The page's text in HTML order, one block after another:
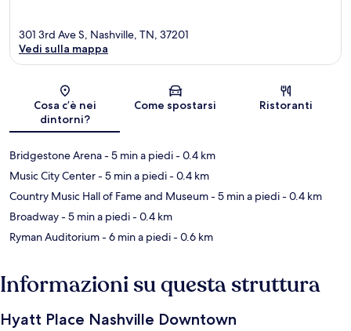
Mappa
301 3rd Ave S, Nashville, TN, 37201
Vedi sulla mappa
Cosa c’è nei
dintorni?
Come spostarsi Ristoranti
Bridgestone Arena- 5 min a piedi- 0.4 km
Music City Center- 5 min a piedi- 0.4 km
Country Music Hall of Fame and Museum- 5 min a piedi- 0.4 km
Broadway- 5 min a piedi- 0.4 km
Ryman Auditorium- 6 min a piedi- 0.6 km
Informazioni su questa struttura
Hyatt Place Nashville Downtown